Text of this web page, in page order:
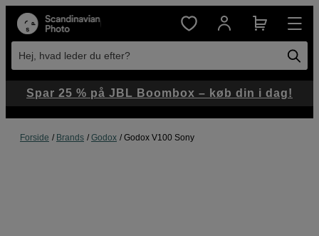
Hej, hvad leder du efter?
Forside Brands Godox Godox V100 Sony
Spar 25 % på JBL Boombox – køb din i dag!